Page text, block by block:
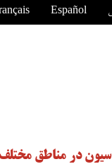
Español
در مناطق